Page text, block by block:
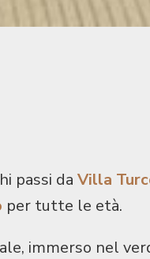
passi da Villa
per tutte le età.
immerso nel